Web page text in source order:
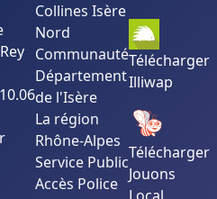
Collines Isère
Nord
Communauté
Département
de l'Isère
La région
Rhône-Alpes
Service Public
Accès Police
Télécharger
Illiwap
Télécharger
Jouons